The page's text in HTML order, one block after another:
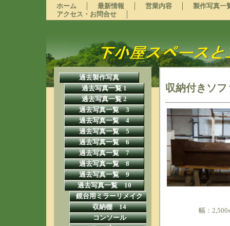
ホーム 最新情報 営業内容
製作写真一
アクセス・お問合せ
過去製作写真
過去写真一覧 1
過去写真一覧 2
過去写真一覧 3
過去写真一覧 4
過去写真一覧 5
過去写真一覧 6
過去写真一覧 7
過去写真一覧 8
過去写真一覧 9
過去写真一覧 10
鏡台用ミラーリメイク
収納棚 14
コンソール
収納付きソ
幅：